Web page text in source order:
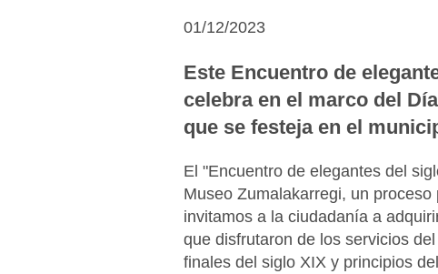
01/12/2023
Este Encuentro de
celebra en el marco del
que se festeja en el
El "Encuentro de elegantes del
Museo Zumalakarregi, un
invitamos a la ciudadanía a
que disfrutaron de los servicios del
finales del siglo XIX y principios